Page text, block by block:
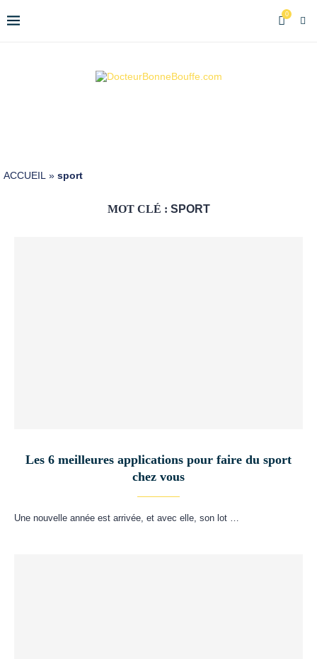
0
ACCUEIL » sport
MOT CLÉ : SPORT
Les 6 meilleures applications pour faire du sport
chez vous
Une nouvelle année est arrivée, et avec elle, son lot …